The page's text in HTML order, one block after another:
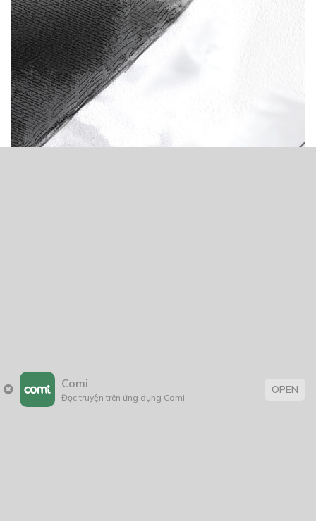
Comi
Đọc truyện trên ứng dụng Comi
OPEN